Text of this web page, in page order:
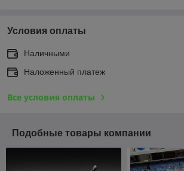
Условия оплаты
Наличными
Наложенный платеж
Все условия оплаты
Подобные товары компании